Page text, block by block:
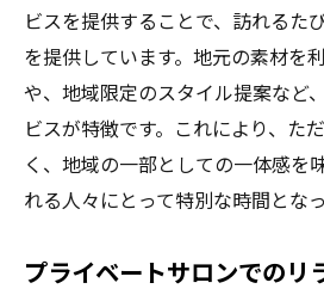
ビスを提供することで、訪れるた
を提供しています。地元の素材を
や、地域限定のスタイル提案など
ビスが特徴です。これにより、た
く、地域の一部としての一体感を
れる人々にとって特別な時間となっ
プライベートサロンでのリ